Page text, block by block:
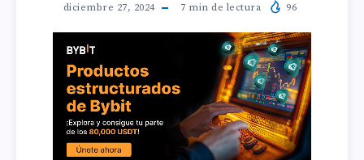
diciembre 27, 2024 7 min de lectura 96